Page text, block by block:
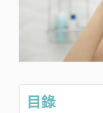
目錄